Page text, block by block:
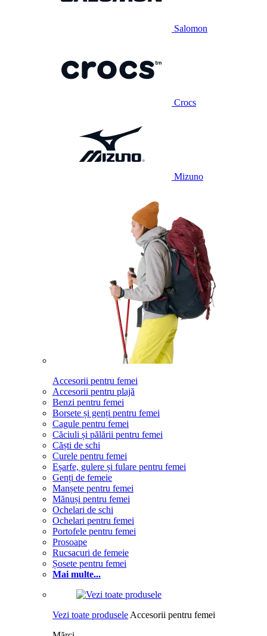
Salomon
Crocs
Mizuno
Accesorii pentru femei
Accesorii pentru plajă
Benzi pentru femei
Borsete și genți pentru femei
Cagule pentru femei
Căciuli și pălării pentru femei
Căști de schi
Curele pentru femei
Eșarfe, gulere și fulare pentru femei
Genți de femeie
Manșete pentru femei
Mănuși pentru femei
Ochelari de schi
Ochelari pentru femei
Portofele pentru femei
Prosoape
Rucsacuri de femeie
Șosete pentru femei
Mai multe...
Vezi toate produsele Accesorii pentru femei